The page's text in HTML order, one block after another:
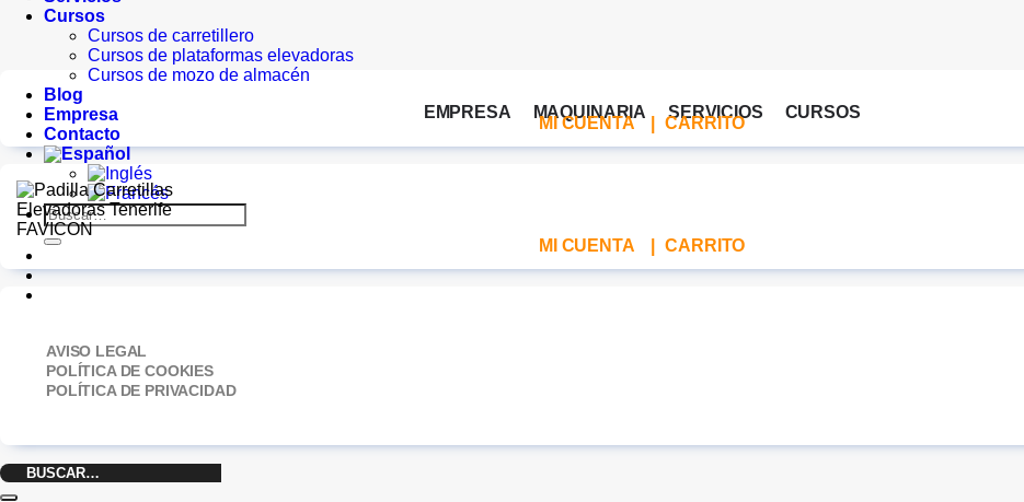
Cursos
Cursos de carretillero
Cursos de plataformas elevadoras
Cursos de mozo de almacén
Blog
Empresa
Contacto
Buscar
por:
EMPRESA MAQUINARIA SERVICIOS CURSOS
MI CUENTA CARRITO
MI CUENTA CARRITO
AVISO LEGAL
POLÍTICA DE COOKIES
POLÍTICA DE PRIVACIDAD
Buscar
por: